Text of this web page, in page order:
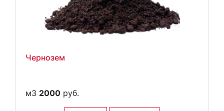
Чернозем
м3 2000 руб.